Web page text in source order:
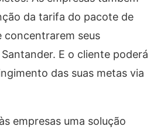
da tarifa do pacote de
concentrarem seus
E o cliente poderá
das suas metas via
empresas uma solução